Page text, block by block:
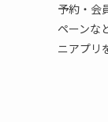
予約・会
ペーンな
ニアプリ